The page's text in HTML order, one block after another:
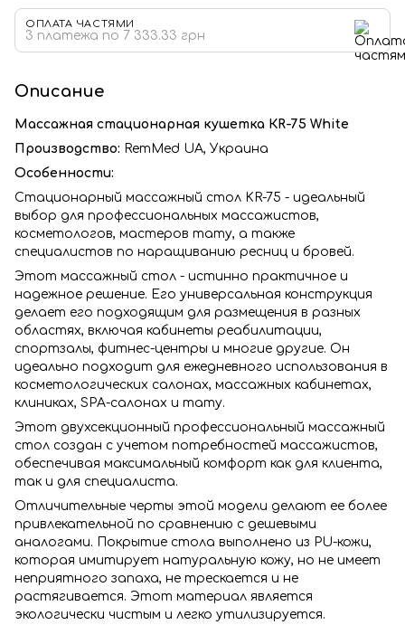
ОПЛАТА ЧАСТЯМИ
3 платежа по 7 333.33 грн
Описание
Массажная стационарная кушетка КR-75 White
Производство: RemMed UA, Украина
Особенности:
Стационарный массажный стол KR-75 - идеальный
выбор для профессиональных массажистов,
косметологов, мастеров тату, а также
специалистов по наращиванию ресниц и бровей.
Этот массажный стол - истинно практичное и
надежное решение. Его универсальная конструкция
делает его подходящим для размещения в разных
областях, включая кабинеты реабилитации,
спортзалы, фитнес-центры и многие другие. Он
идеально подходит для ежедневного использования в
косметологических салонах, массажных кабинетах,
клиниках, SPA-салонах и тату.
Этот двухсекционный профессиональный массажный
стол создан с учетом потребностей массажистов,
обеспечивая максимальный комфорт как для клиента,
так и для специалиста.
Отличительные черты этой модели делают ее более
привлекательной по сравнению с дешевыми
аналогами. Покрытие стола выполнено из PU-кожи,
которая имитирует натуральную кожу, но не имеет
неприятного запаха, не трескается и не
растягивается. Этот материал является
экологически чистым и легко утилизируется.